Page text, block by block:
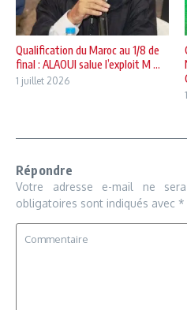
Qualification du Maroc au 1/8 de
final : ALAOUI salue l’exploit M ...
1 juillet 2026
Répondre
Votre adresse e-mail ne
obligatoires sont indiqués avec *